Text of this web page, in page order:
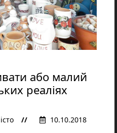
або малий
реаліях
10.10.2018